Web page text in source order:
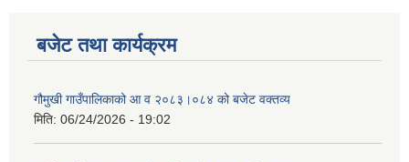
बजेट तथा कार्यक्रम
गौमुखी गाउँपालिकाको आ व २०८३।०८४ को बजेट वक्तव्य
मिति: 06/24/2026 - 19:02